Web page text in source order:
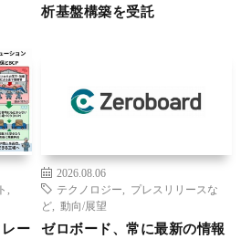
析基盤構築を受託
ー
2026.08.06
テクノロジー
プレスリリースな
ど
動向/展望
ゼロボード、常に最新の情報